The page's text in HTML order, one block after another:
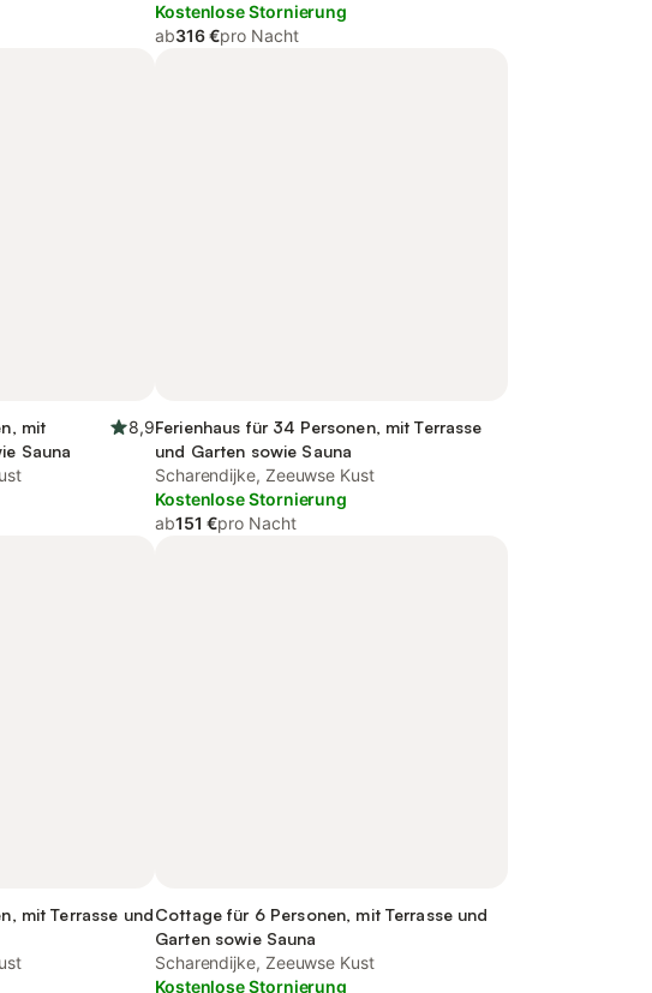
Kostenlose Stornierung
ab316 €pro Nacht
mit
Sauna
8,9Ferienhaus für 34 Personen, mit Terrasse
und Garten sowie Sauna
Scharendijke, Zeeuwse Kust
Kostenlose Stornierung
ab151 €pro Nacht
mit Terrasse undCottage für 6 Personen, mit Terrasse und
Garten sowie Sauna
Scharendijke, Zeeuwse Kust
Kostenlose Stornierung